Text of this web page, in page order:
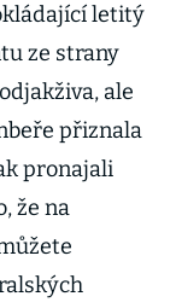
letitý
ze strany
ale
přiznala
pronajali
že na